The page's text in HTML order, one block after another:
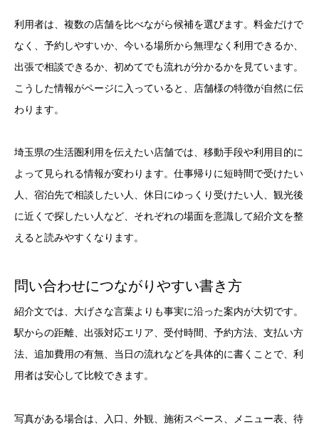
利用者は、複数の店舗を比べながら候補を選びます。料金だけで
なく、予約しやすいか、今いる場所から無理なく利用できるか、
出張で相談できるか、初めてでも流れが分かるかを見ています。
こうした情報がページに入っていると、店舗様の特徴が自然に伝
わります。
埼玉県の生活圏利用を伝えたい店舗では、移動手段や利用目的に
よって見られる情報が変わります。仕事帰りに短時間で受けたい
人、宿泊先で相談したい人、休日にゆっくり受けたい人、観光後
に近くで探したい人など、それぞれの場面を意識して紹介文を整
えると読みやすくなります。
問い合わせにつながりやすい書き方
紹介文では、大げさな言葉よりも事実に沿った案内が大切です。
駅からの距離、出張対応エリア、受付時間、予約方法、支払い方
法、追加費用の有無、当日の流れなどを具体的に書くことで、利
用者は安心して比較できます。
写真がある場合は、入口、外観、施術スペース、メニュー表、待